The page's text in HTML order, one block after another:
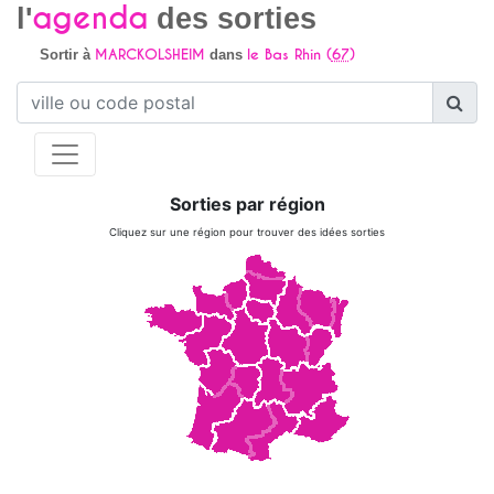
l'agenda des sorties
Sortir à MARCKOLSHEIM dans le Bas Rhin (67)
Sorties par région
Cliquez sur une région pour trouver des idées sorties